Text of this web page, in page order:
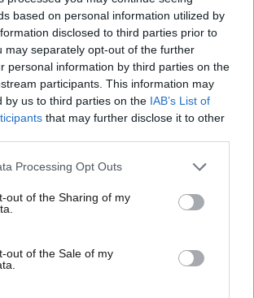
based on personal information utilized by
disclosed to third parties prior to
may separately opt-out of the further
personal information by third parties on the
participants. This information may
by us to third parties on the IAB’s List of
that may further disclose it to other
website/app uses one or more Google
visit or usage behaviour. You may click to
to Google and its third-party tags to
below specified purposes in below Google
Processing Opt Outs
out of the Sharing of my
out of the Sale of my
Άκυρες οι εγκύκλιοι που δεν
στις ιστοσελίδες των
ισχύει από 1η Οκτωβρίου